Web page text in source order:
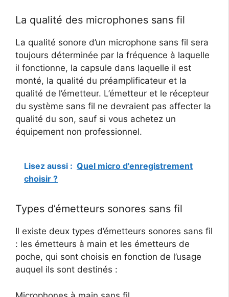
La qualité des microphones sans fil
La qualité sonore d’un microphone sans fil sera
toujours déterminée par la fréquence à laquelle
il fonctionne, la capsule dans laquelle il est
monté, la qualité du préamplificateur et la
qualité de l’émetteur. L’émetteur et le récepteur
du système sans fil ne devraient pas affecter la
qualité du son, sauf si vous achetez un
équipement non professionnel.
Lisez aussi : Quel micro d'enregistrement
choisir ?
Types d’émetteurs sonores sans fil
Il existe deux types d’émetteurs sonores sans fil
: les émetteurs à main et les émetteurs de
poche, qui sont choisis en fonction de l’usage
auquel ils sont destinés :